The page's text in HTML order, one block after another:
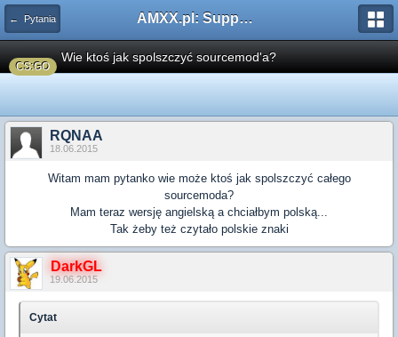
← Pytania AMXX.pl: Support AMX Mod X i SourceMod
CS:GO
Wie ktoś jak spolszczyć sourcemod'a?
RQNAA
18.06.2015
Witam mam pytanko wie może ktoś jak spolszczyć całego
sourcemoda?
Mam teraz wersję angielską a chciałbym polską...
Tak żeby też czytało polskie znaki
DarkGL
19.06.2015
Cytat